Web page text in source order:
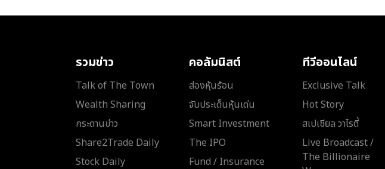
รวมข่าว
Talk of The Town
Wealth Sharing
กระดานข่าว
Share2Trade Daily
Stock Daily
คอลัมนิสต์
ส่องหุ้นร้อน
จับประเด็นหุ้นเด่น
Smart Investment
The IPO
Fund / Insurance
ทีวีออนไลน์
Exclusive Talk
Hot Story
สเปเชียล วาไรตี้
Live Broadcast /
The Billionaire